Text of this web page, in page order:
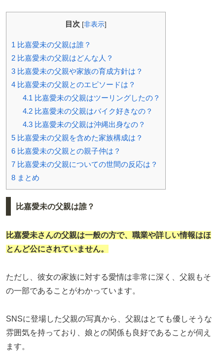
目次 [非表示]
1 比嘉愛未の父親は誰？
2 比嘉愛未の父親はどんな人？
3 比嘉愛未の父親や家族の育成方針は？
4 比嘉愛未の父親とのエピソードは？
4.1 比嘉愛未の父親はツーリングしたの？
4.2比嘉愛未の父親はバイク好きなの？
4.3比嘉愛未の父親は沖縄出身なの？
5 比嘉愛未の父親を含めた家族構成は？
6 比嘉愛未の父親との親子仲は？
7 比嘉愛未の父親についての世間の反応は？
8 まとめ
比嘉愛未の父親は誰？
比嘉愛未さんの父親は一般の方で、職業や詳しい情報はほ
とんど公にされていません。
ただし、彼女の家族に対する愛情は非常に深く、父親もそ
の一部であることがわかっています。
SNSに登場した父親の写真から、父親はとても優しそうな
雰囲気を持っており、娘との関係も良好であることが伺え
ます。